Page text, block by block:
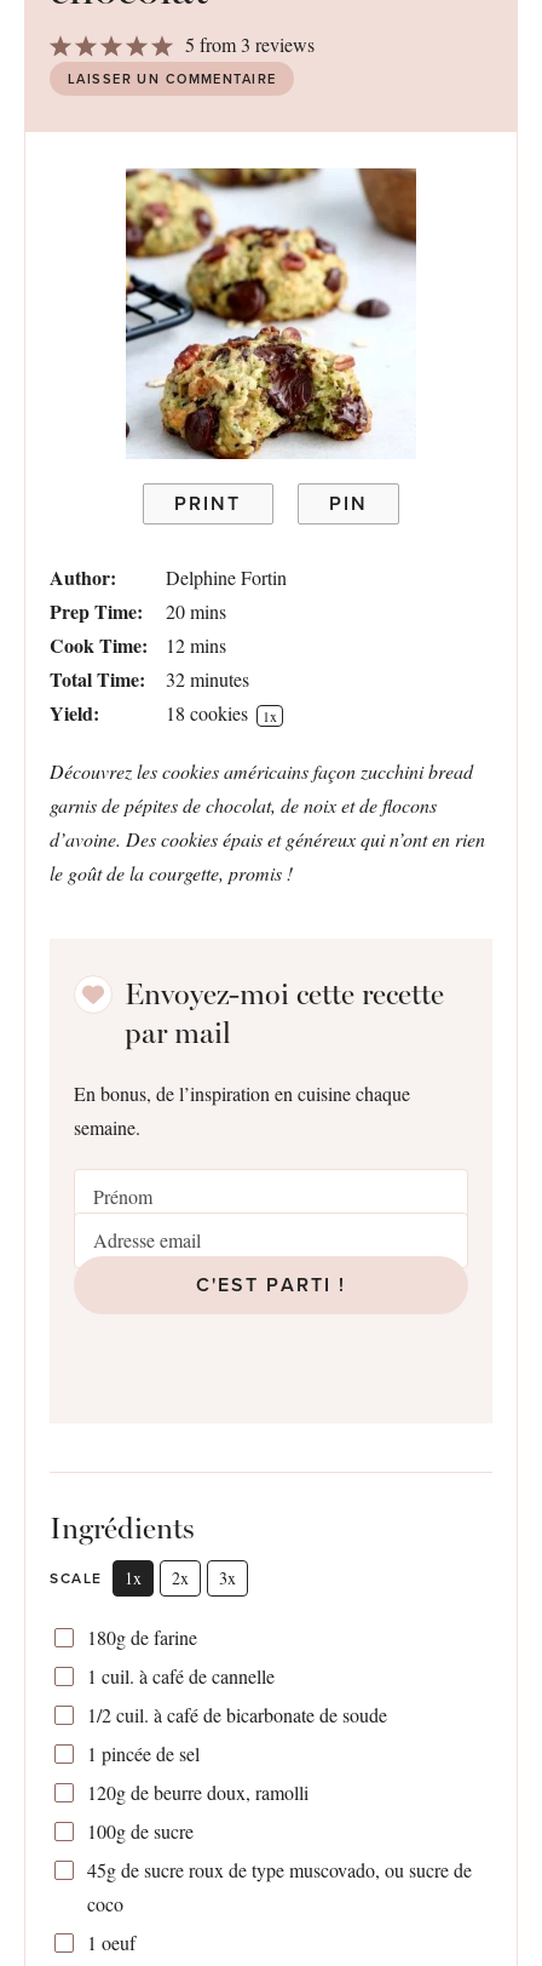
5
Stars
4
Stars
3
Stars
2
Stars
1
Star
5 from 3 reviews
LAISSER UN COMMENTAIRE
PRINT PIN
Author: Delphine Fortin
Prep Time: 20 mins
Cook Time: 12 mins
Total Time: 32 minutes
Yield: 18 cookies 1x
Découvrez les cookies américains façon zucchini bread
garnis de pépites de chocolat, de noix et de flocons
d’avoine. Des cookies épais et généreux qui n’ont en rien
le goût de la courgette, promis !
Envoyez-moi cette recette
par mail
En bonus, de l’inspiration en cuisine chaque
semaine.
C'EST PARTI !
Ingrédients
SCALE 1x 2x 3x
180gde farine
1 cuil. à café de cannelle
1/2cuil. à café de bicarbonate de soude
1 pincée de sel
120gde beurre doux, ramolli
100gde sucre
45gde sucre roux de type muscovado, ou sucre de
coco
1 oeuf